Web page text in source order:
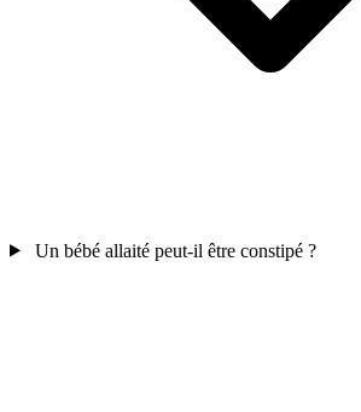
Un bébé allaité peut-il être constipé ?